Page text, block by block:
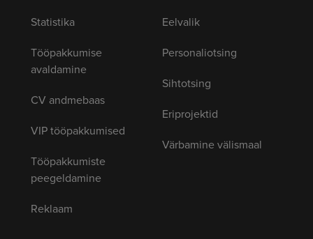
Statistika
Tööpakkumise
avaldamine
CV andmebaas
VIP tööpakkumised
Tööpakkumiste
peegeldamine
Reklaam
Eelvalik
Personaliotsing
Sihtotsing
Eriprojektid
Värbamine välismaal